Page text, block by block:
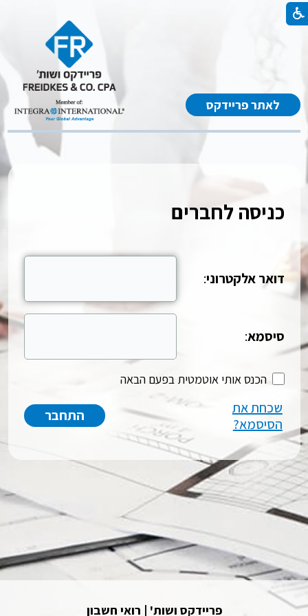
לאתר פריידקס
כניסה לחברים
דואר אלקטרוני:
סיסמא:
הכנס אותי אוטמטית בפעם הבאה
שכחת את
הסיסמא?
פריידקס ושות' | רואי חשבון